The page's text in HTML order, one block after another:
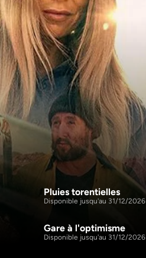
S1 E4
Pluies torentielles
Disponible jusqu'au 31/12/2026
S2 E4
Gare à l'optimisme
Disponible jusqu'au 31/12/2026